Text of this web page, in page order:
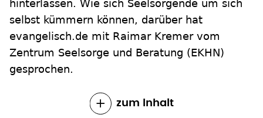
hinterlassen. Wie sich Seelsorgende um sich
selbst kümmern können, darüber hat
evangelisch.de mit Raimar Kremer vom
Zentrum Seelsorge und Beratung (EKHN)
gesprochen.
zum Inhalt